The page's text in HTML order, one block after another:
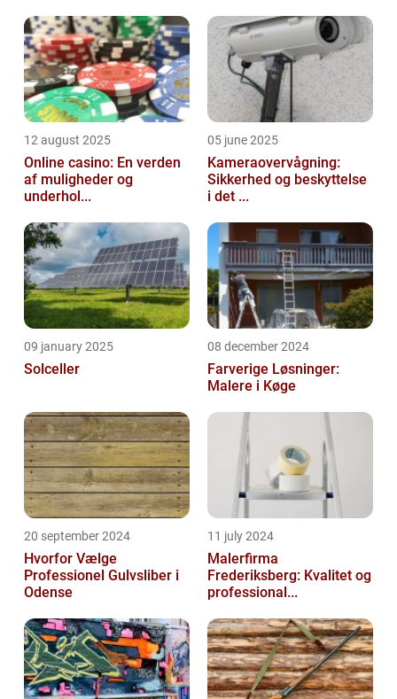
12 august 2025
Online casino: En verden
af muligheder og
underhol...
05 june 2025
Kameraovervågning:
Sikkerhed og beskyttelse
i det ...
09 january 2025
Solceller
08 december 2024
Farverige Løsninger:
Malere i Køge
20 september 2024
Hvorfor Vælge
Professionel Gulvsliber i
Odense
11 july 2024
Malerfirma
Frederiksberg: Kvalitet og
professional...